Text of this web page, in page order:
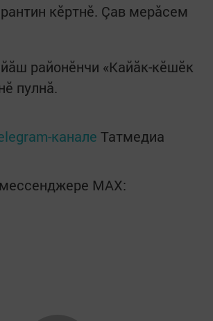
кӗртнӗ. Çав мерăсем
районӗнчи «Кайăк-кӗшӗк
пулнă.
канале Татмедиа
MАХ: